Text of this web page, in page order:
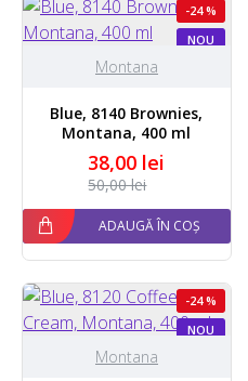
NOU
-24 %
Montana
Blue, 8140 Brownies,
Montana, 400 ml
38,00 lei
50,00 lei
ADAUGĂ ÎN COȘ
NOU
-24 %
Montana